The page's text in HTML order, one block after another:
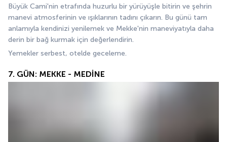
Büyük Cami'nin etrafında huzurlu bir yürüyüşle bitirin ve şehrin
manevi atmosferinin ve ışıklarının tadını çıkarın. Bu günü tam
anlamıyla kendinizi yenilemek ve Mekke'nin maneviyatıyla daha
derin bir bağ kurmak için değerlendirin.
Yemekler serbest, otelde geceleme.
7. GÜN: MEKKE - MEDİNE